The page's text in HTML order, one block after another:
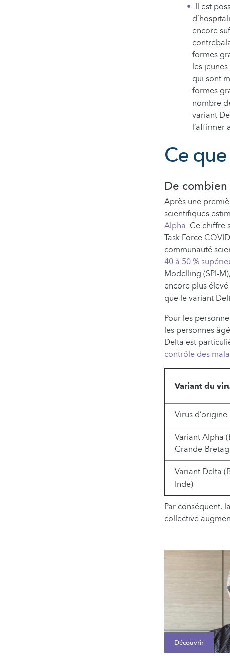
Il est
encore
formes
les
qui sont
formes
nombre
variant
l’affirmer
Ce
De
Après une
scientifiques
Alpha. Ce chiffre
Task Force
communauté
40 à 50 %
Modelling (SPI-
encore plus élevé
que le variant
Pour les
les personnes
Delta est
contrôle des
Variant du
Virus d’origine
Variant Alpha
Grande-
Variant Delta
Inde)
Par conséquent,
collective
Découvrir